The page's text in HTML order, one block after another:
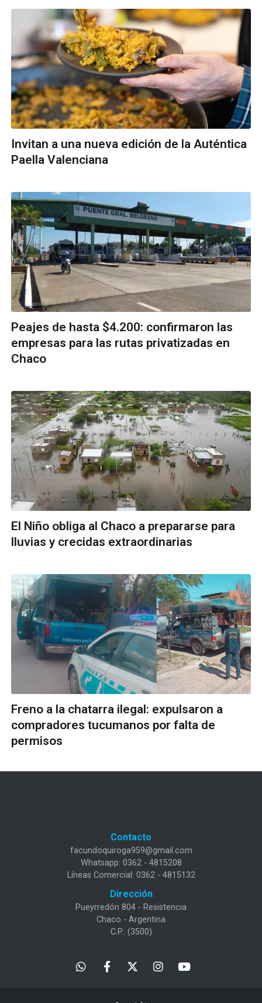
Invitan a una nueva edición de la Auténtica
Paella Valenciana
Peajes de hasta $4.200: confirmaron las
empresas para las rutas privatizadas en
Chaco
El Niño obliga al Chaco a prepararse para
lluvias y crecidas extraordinarias
Freno a la chatarra ilegal: expulsaron a
compradores tucumanos por falta de
permisos
Contacto
facundoquiroga959@gmail.com
Whatsapp: 0362 - 4815208
Líneas Comercial: 0362 - 4815132
Dirección
Pueyrredón 804 - Resistencia
Chaco - Argentina
C.P.: (3500)